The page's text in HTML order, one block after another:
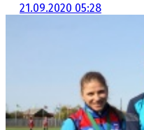
21.09.2020 05:28